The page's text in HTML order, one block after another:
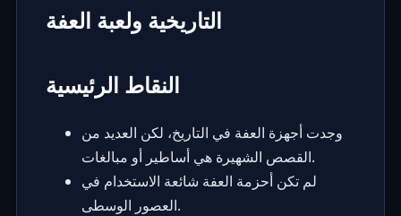
التاريخية ولعبة العفة
النقاط الرئيسية
وجدت أجهزة العفة في التاريخ، لكن العديد من
القصص الشهيرة هي أساطير أو مبالغات.
لم تكن أحزمة العفة شائعة الاستخدام في
العصور الوسطى.